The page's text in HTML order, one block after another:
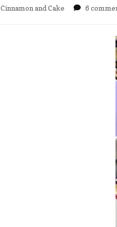
Cinnamon and Cake 6